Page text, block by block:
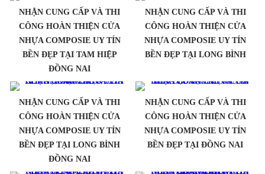
NHẬN CUNG CẤP VÀ THI
CÔNG HOÀN THIỆN CỬA
NHỰA COMPOSIE UY TÍN
BỀN ĐẸP TẠI TAM HIỆP
ĐỒNG NAI
NHẬN CUNG CẤP VÀ THI
CÔNG HOÀN THIỆN CỬA
NHỰA COMPOSIE UY TÍN
BỀN ĐẸP TẠI LONG BÌNH
NHẬN CUNG CẤP VÀ THI
CÔNG HOÀN THIỆN CỬA
NHỰA COMPOSIE UY TÍN
BỀN ĐẸP TẠI LONG BÌNH
ĐỒNG NAI
NHẬN CUNG CẤP VÀ THI
CÔNG HOÀN THIỆN CỬA
NHỰA COMPOSIE UY TÍN
BỀN ĐẸP TẠI ĐỒNG NAI